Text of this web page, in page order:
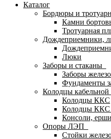
Каталог
Бордюры и
Камни
Тротуарная
Дождеприемники,
Люки
Заборы и стаканы
Заборы
Фундаменты
Колодцы
Колодцы ККС
Колодцы
Консоли,
Опоры ЛЭП
Стойки